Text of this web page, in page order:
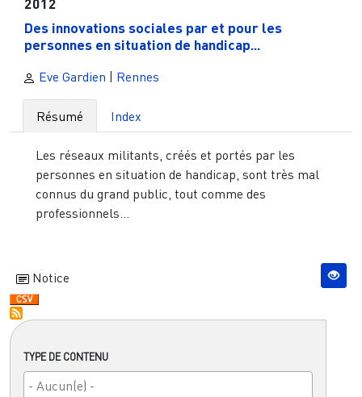
TYPE DE CONTENU
Des innovations sociales par et pour les
personnes en situation de handicap...
Eve Gardien | Rennes
Résumé Index
Les réseaux militants, créés et portés par les
personnes en situation de handicap, sont très mal
connus du grand public, tout comme des
professionnels...
Notice